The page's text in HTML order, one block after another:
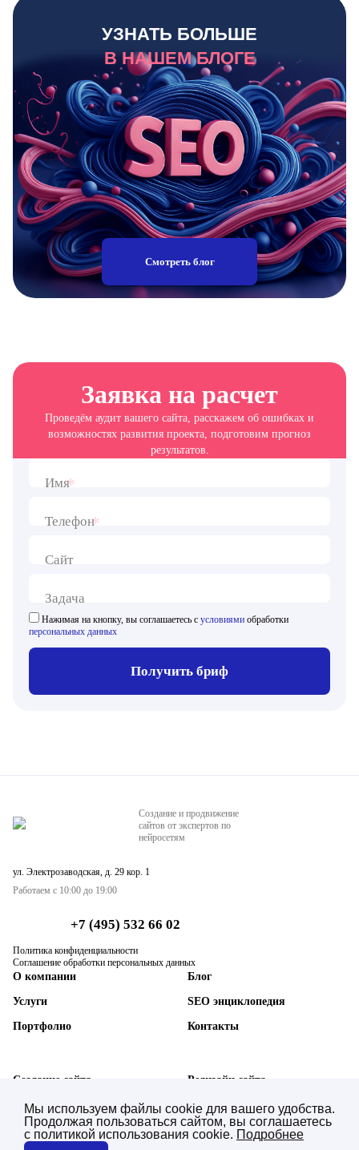
УЗНАТЬ БОЛЬШЕ
В НАШЕМ БЛОГЕ
Смотреть блог
Заявка на расчет
Проведём аудит вашего сайта, расскажем об ошибках и
возможностях развития проекта, подготовим прогноз
результатов.
Имя*
Телефон*
Сайт
Задача
Нажимая на кнопку, вы соглашаетесь с условиями обработки
персональных данных
Получить бриф
Создание и продвижение
сайтов от экспертов по
нейросетям
ул. Электрозаводская, д. 29 кор. 1
Работаем с 10:00 до 19:00
+7 (495) 532 66 02
Политика конфиденциальности
Соглашение обработки персональных данных
О компании
Услуги
Портфолио
Блог
SEO энциклопедия
Контакты
Создание сайта
SEO-продвижение сайта
AI SEO нейросетей (GEO)
Редизайн сайта
Техническая поддержка
Синхронизация с 1С
Мы используем файлы cookie для вашего удобства.
Продолжая пользоваться сайтом, вы соглашаетесь
с политикой использования cookie. Подробнее